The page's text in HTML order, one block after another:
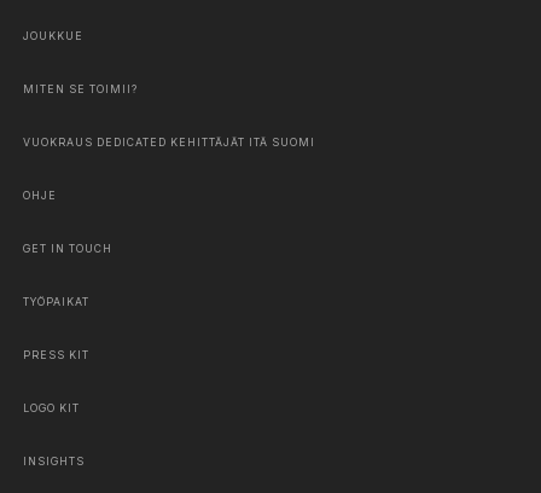
JOUKKUE
MITEN SE TOIMII?
VUOKRAUS DEDICATED KEHITTÄJÄT ITÄ SUOMI
OHJE
GET IN TOUCH
TYÖPAIKAT
PRESS KIT
LOGO KIT
INSIGHTS